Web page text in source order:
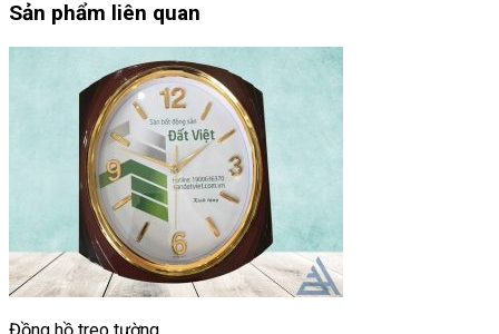
Sản phẩm liên quan